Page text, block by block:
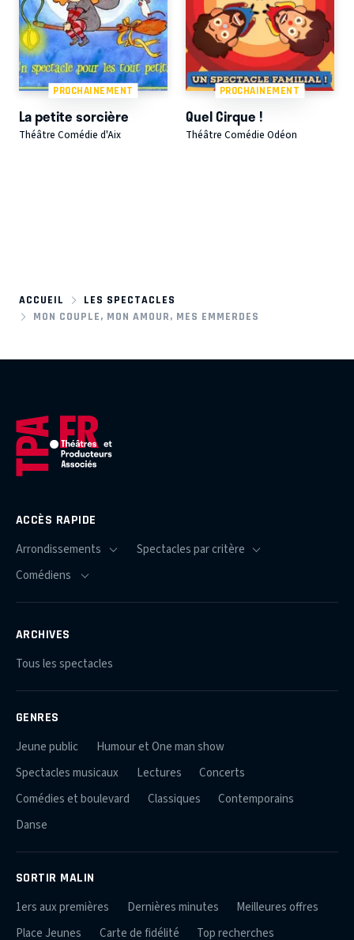
PROCHAINEMENT
La petite sorcière
Théâtre Comédie d'Aix
PROCHAINEMENT
Quel Cirque !
Théâtre Comédie Odéon
ACCUEIL
LES SPECTACLES
MON COUPLE, MON AMOUR, MES EMMERDES
ACCÈS RAPIDE
ARCHIVES
Tous les spectacles
GENRES
Jeune public
Humour et One man show
Spectacles musicaux
Lectures
Concerts
Comédies et boulevard
Classiques
Contemporains
Danse
SORTIR MALIN
1ers aux premières Dernières minutes
Meilleures offres
Place Jeunes
Carte de fidélité Top recherches